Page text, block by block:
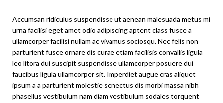
Accumsan ridiculus suspendisse ut aenean malesuada metus mi
urna facilisi eget amet odio adipiscing aptent class fusce a
ullamcorper facilisi nullam ac vivamus sociosqu. Nec felis non
parturient fusce ornare dis curae etiam facilisis convallis ligula
leo litora dui suscipit suspendisse ullamcorper posuere dui
faucibus ligula ullamcorper sit. Imperdiet augue cras aliquet
ipsum a a parturient molestie senectus dis morbi massa nibh
phasellus vestibulum nam diam vestibulum sodales torquent